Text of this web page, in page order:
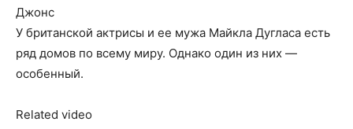
Джонс
У британской актрисы и ее мужа Майкла Дугласа есть
ряд домов по всему миру. Однако один из них —
особенный.
Related video